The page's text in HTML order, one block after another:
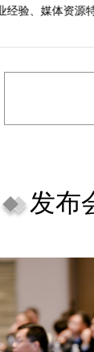
经验、媒体资源
理念理解不
发布